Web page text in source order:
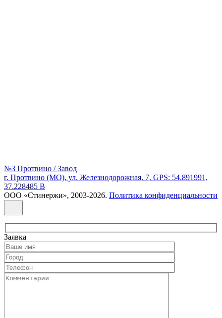
№3 Протвино / Завод
г. Протвино (МО), ул. Железнодорожная, 7, GPS: 54.891991,
37.228485 В
ООО «Стинержи», 2003-2026. Политика конфиденциальности
Заявка